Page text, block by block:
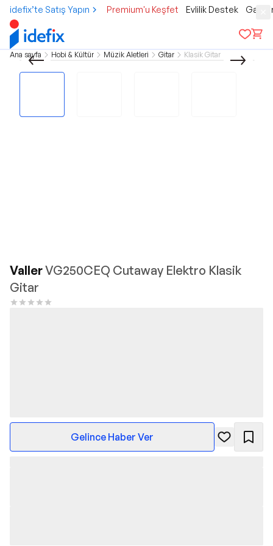
idefix’te Satış Yapın Premium'u Keşfet Evlilik Destek
Ana sayfa Hobi & Kültür Müzik Aletleri Gitar Klasik Gitar
VallerVG250CEQ Cutaway Elektro Klasik
Gitar
Gelince Haber Ver